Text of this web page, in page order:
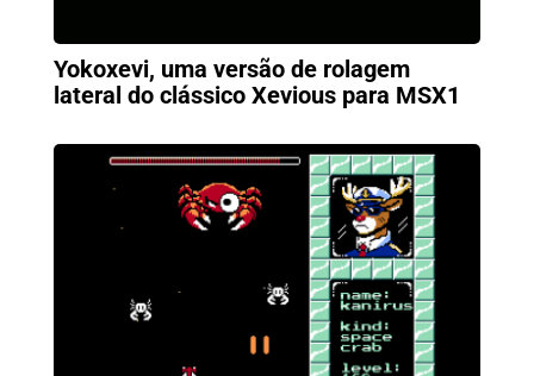
Yokoxevi, uma versão de rolagem
lateral do clássico Xevious para MSX1